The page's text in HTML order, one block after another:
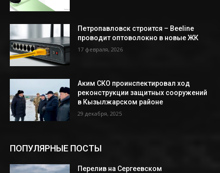
Петропавловск строится – Beeline
проводит оптоволокно в новые ЖК
17 февраля, 2026
Аким СКО проинспектировал ход
реконструкции защитных сооружений
в Кызылжарском районе
29 декабря, 2025
ПОПУЛЯРНЫЕ ПОСТЫ
Перелив на Сергеевском